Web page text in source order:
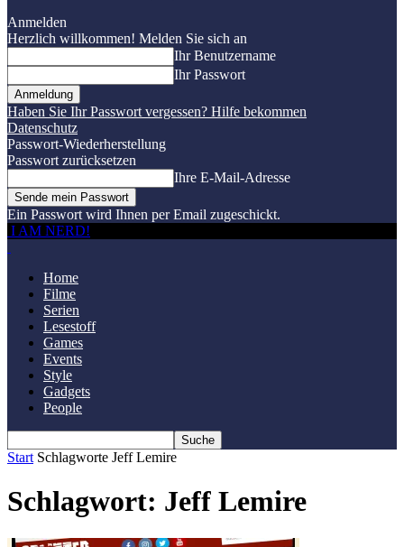
Anmelden
Herzlich willkommen! Melden Sie sich an
Ihr Benutzername
Ihr Passwort
Haben Sie Ihr Passwort vergessen? Hilfe bekommen
Datenschutz
Passwort-Wiederherstellung
Passwort zurücksetzen
Ihre E-Mail-Adresse
Ein Passwort wird Ihnen per Email zugeschickt.
I AM NERD!
Home
Filme
Serien
Lesestoff
Games
Events
Style
Gadgets
People
Start Schlagworte Jeff Lemire
Schlagwort: Jeff Lemire